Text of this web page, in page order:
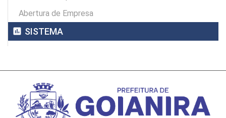
Abertura de Empresa
assessment SISTEMA